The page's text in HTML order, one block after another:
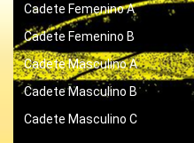
Cadete Femenino A
Cadete Femenino B
Cadete Masculino A
Cadete Masculino B
Cadete Masculino C